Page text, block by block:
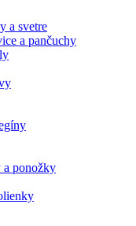
a svetre
a pančuchy
a ponožky